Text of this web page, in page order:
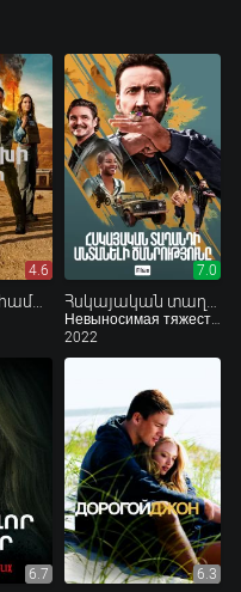
4.6
Վճար վախի համար
7.0
Невыносимая тяжесть огромного таланта
2022
6.7 6.3